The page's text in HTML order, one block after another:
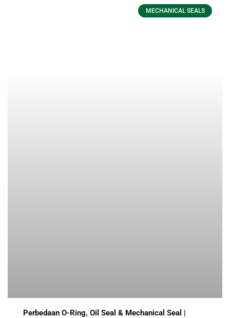
MECHANICAL SEALS
Perbedaan O-Ring, Oil Seal & Mechanical Seal |